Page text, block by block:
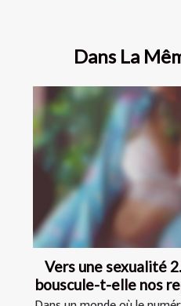
Dans La
Vers une sexualité
bouscule-t-elle nos